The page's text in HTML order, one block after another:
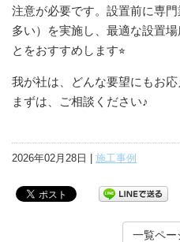
注意が必要です。設置前に専
多い）を実施し、最適な設置
とをおすすめします⭐︎
我が社は、どんな要望にもお応
まずは、ご相談ください♪
2026年02月28日 | 施工事例
一覧ペー